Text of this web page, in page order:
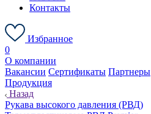
Контакты
Избранное
0
О компании
Вакансии Сертификаты Партнеры
Продукция
Назад
Рукава высокого давления (РВД)